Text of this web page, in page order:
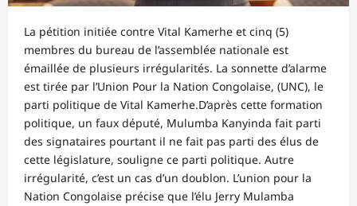
La pétition initiée contre Vital Kamerhe et cinq (5)
membres du bureau de l’assemblée nationale est
émaillée de plusieurs irrégularités. La sonnette d’alarme
est tirée par l’Union Pour la Nation Congolaise, (UNC), le
parti politique de Vital Kamerhe.D’après cette formation
politique, un faux député, Mulumba Kanyinda fait parti
des signataires pourtant il ne fait pas parti des élus de
cette législature, souligne ce parti politique. Autre
irrégularité, c’est un cas d’un doublon. L’union pour la
Nation Congolaise précise que l’élu Jerry Mulamba